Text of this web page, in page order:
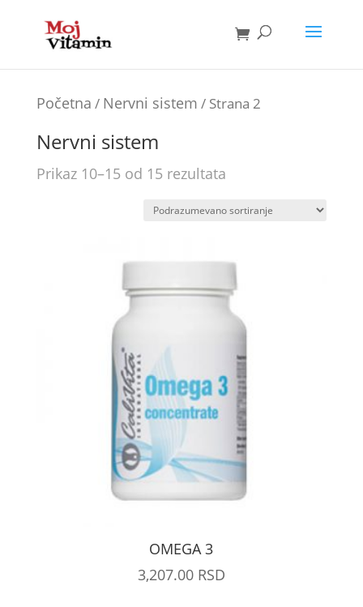
Početna / Nervni sistem / Strana 2
Nervni sistem
Prikaz 10–15 od 15 rezultata
OMEGA 3
3,207.00 RSD